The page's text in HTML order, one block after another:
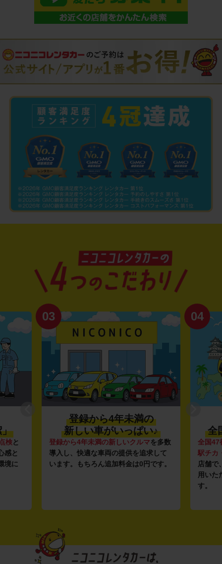
」
検と
感と
境に
03
登録から4年未満の
新しい車がいっぱい♪
登録から4年未満の新しいクルマを多数
導入し、快適な車両の提供を追求して
います。もちろん追加料金は0円です。
04
全
全国47
駅チカ
店舗で
用いた
す。